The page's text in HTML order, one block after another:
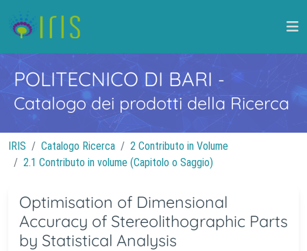
POLITECNICO DI BARI -
Catalogo dei prodotti della Ricerca
IRIS Catalogo Ricerca
2 Contributo in Volume
2.1 Contributo in volume (Capitolo o Saggio)
Optimisation of Dimensional
Accuracy of Stereolithographic Parts
by Statistical Analysis